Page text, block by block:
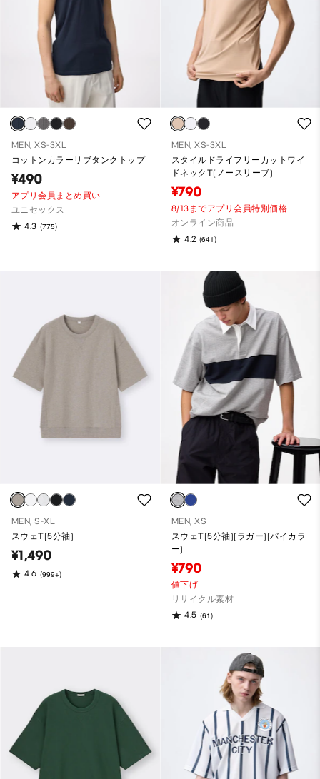
MEN, XS-3XL
コットンカラーリブタンクトップ
¥490
アプリ会員まとめ買い
ユニセックス
4.3 (775)
MEN, XS-3XL
スタイルドライフリーカットワイ
ドネックT(ノースリーブ)
¥790
8/13までアプリ会員特別価格
オンライン商品
4.2 (641)
MEN, S-XL
スウェT(5分袖)
¥1,490
4.6 (999+)
MEN, XS
スウェT(5分袖)(ラガー)(バイカラ
ー)
¥790
値下げ
リサイクル素材
4.5 (61)